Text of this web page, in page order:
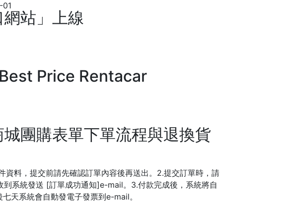
站」上線
Price Rentacar
城團購表單下單流程與退換貨
資料，提交前請先確認訂單內容後再送出。2.提交訂單時，請
系統發送 [訂單成功通知]e-mail。3.付款完成後，系統將自
天系統會自動發電子發票到e-mail。